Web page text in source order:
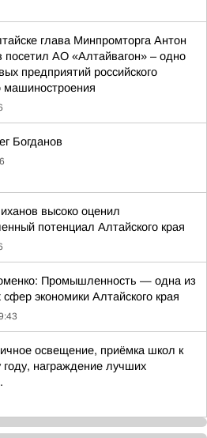
глава Минпромторга Антон
посетил АО «Алтайвагон» – одно
предприятий российского
машиностроения
Богданов
высоко оценил
потенциал Алтайского края
Промышленность — одна из
экономики Алтайского края
освещение, приёмка школ к
году, награждение лучших